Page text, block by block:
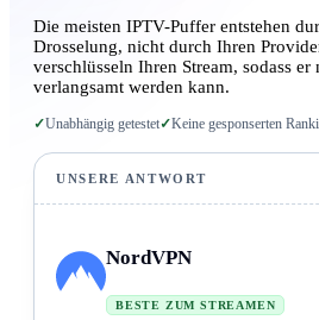
Die meisten IPTV-Puffer entstehen
Drosselung, nicht durch Ihren
verschlüsseln Ihren Stream, sodass
verlangsamt werden kann.
✓Unabhängig getestet✓Keine gesponserten
UNSERE ANTWORT
NordVPN
BESTE ZUM STREAMEN